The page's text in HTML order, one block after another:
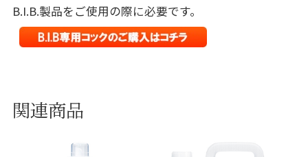
B.I.B.製品をご使用の際に必要です。
関連商品